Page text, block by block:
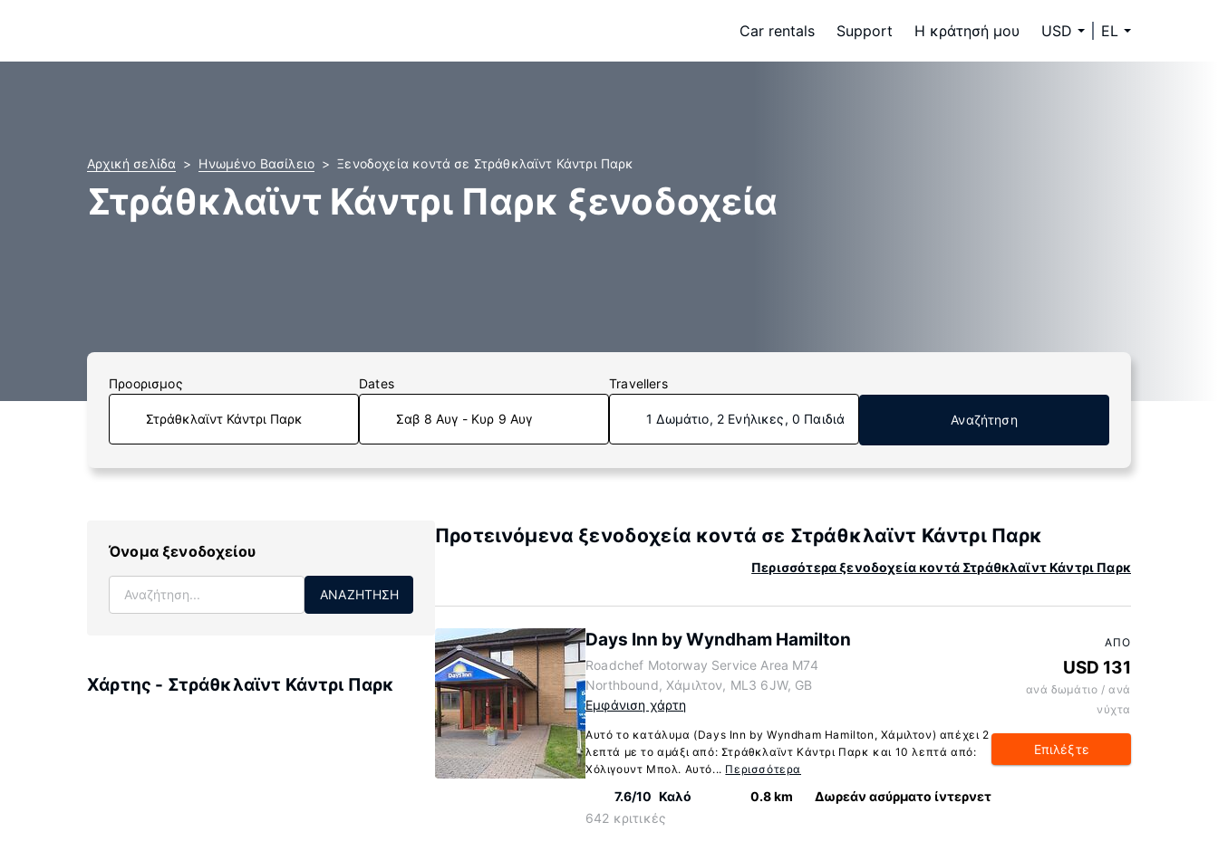
Car rentals Support Η κράτησή μου USD EL
Αρχική σελίδα Ηνωμένο Βασίλειο Ξενοδοχεία κοντά σε Στράθκλαϊντ Κάντρι Παρκ
Στράθκλαϊντ Κάντρι Παρκ ξενοδοχεία
Προορισμος Dates
Σαβ 8 Αυγ - Κυρ 9 Αυγ
Travellers
1 Δωμάτιο, 2 Ενήλικες, 0 Παιδιά Αναζήτηση
Όνομα ξενοδοχείου
ΑΝΑΖΉΤΗΣΗ
Χάρτης - Στράθκλαϊντ Κάντρι Παρκ
Προτεινόμενα ξενοδοχεία κοντά σε Στράθκλαϊντ Κάντρι Παρκ
Περισσότερα ξενοδοχεία κοντά Στράθκλαϊντ Κάντρι Παρκ
Days Inn by Wyndham Hamilton
Roadchef Motorway Service Area M74
Northbound, Χάμιλτον, ML3 6JW, GB
Εμφάνιση χάρτη
Αυτό το κατάλυμα (Days Inn by Wyndham Hamilton, Χάμιλτον) απέχει 2
λεπτά με το αμάξι από: Στράθκλαϊντ Κάντρι Παρκ και 10 λεπτά από:
Χόλιγουντ Μπολ. Αυτό... Περισσότερα
7.6/10 Καλό
642 κριτικές
0.8 km Δωρεάν ασύρματο ίντερνετ
ΑΠΌ
USD 131
ανά δωμάτιο / ανά
νύχτα
Επιλέξτε